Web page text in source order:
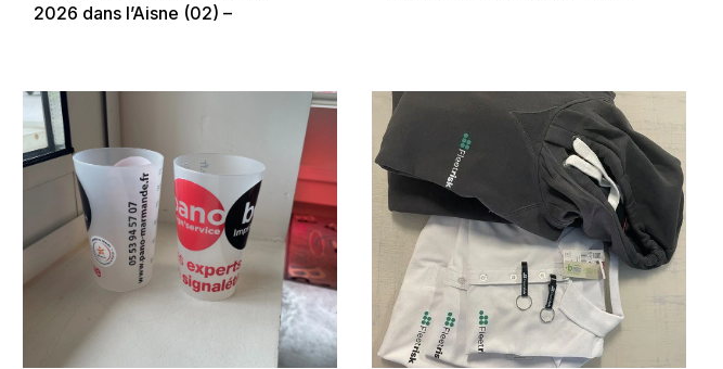
2026 dans l’Aisne (02) –